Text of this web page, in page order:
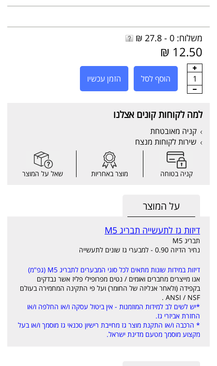
משלוח: 0 - 27.8 ₪
12.50 ₪
1 הוסף לסל הזמן עכשיו
למה לקוחות קונים אצלנו
קניה מאובטחת
שירות לקוחות מנצח
קניה בטוחה מוצר באחריות שאל על המוצר
על המוצר
דיזות גז לתעשייה תבריג M5
תבריג M5
נחיר הדיזה 0.90 - למבערי גז שונים לתעשייה
דיזות במידות שונות מתאים לכל סוגי המבערים לתבריג M5 (גפ"מ)
אנו מייצרים מחברים ואומים / נטים מפרופילי פליז אשר נבדקים
בקפידה (ולאחר אנליזה של החומר) ועל פי התקינה המחמירה בעולם
ANSI / NSF .
*יש לשים לב למידות המוזמנות - אין ביטול עסקה ו/או החלפה ו/או
החזרת אביזרי גז.
* הרכבה ו/או התקנת מוצר גז מחייבת רישיון טכנאי גז מוסמך ו/או בעל
מקצוע מוסמך מטעם מדינת ישראל.